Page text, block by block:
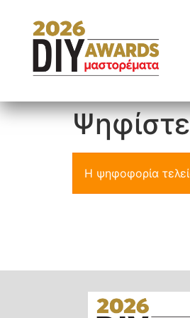
Η ψηφοφορία